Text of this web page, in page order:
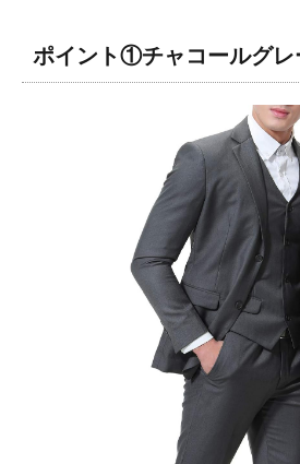
ポイント①チャコールグレ